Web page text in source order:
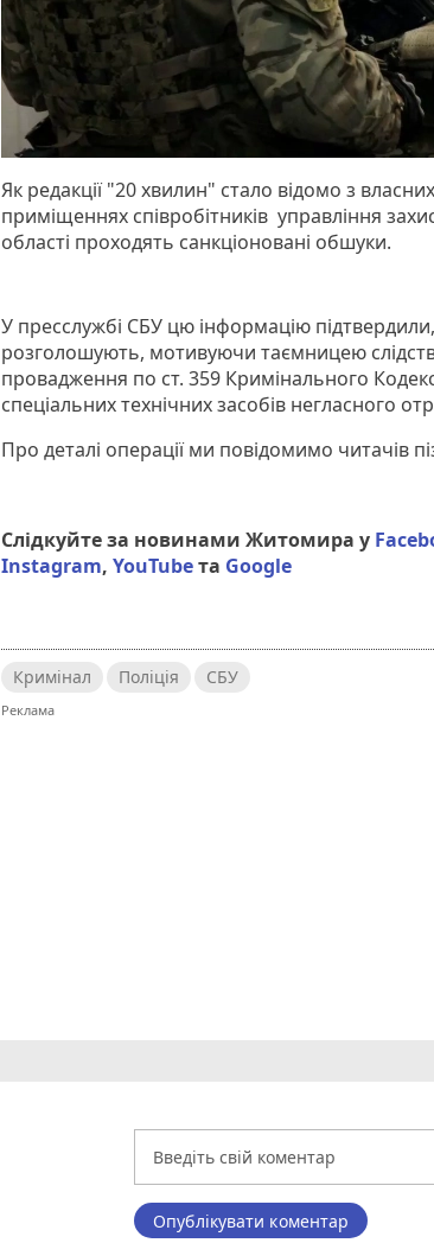
Як редакції "20 хвилин" стало відомо з
приміщеннях співробітників управління
області проходять санкціоновані обшуки.
У пресслужбі СБУ цю інформацію
розголошують, мотивуючи таємницею
провадження по ст. 359 Кримінального
спеціальних технічних засобів негласного
Про деталі операції ми повідомимо читачів
Слідкуйте за новинами Житомира у
Instagram,YouTubeта Google
Кримінал Поліція СБУ
Опублікувати коментар